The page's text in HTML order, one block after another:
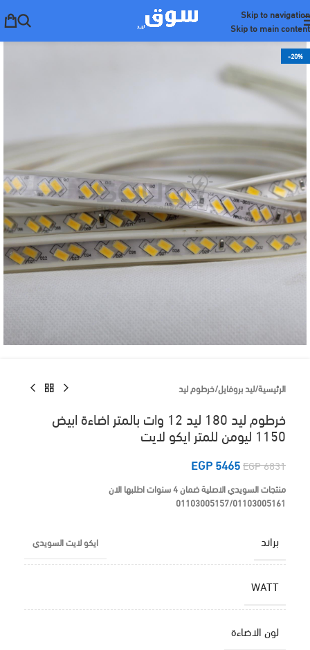
Skip to navigation
Skip to main content
-20%
الرئيسية/ليد بروفايل/خرطوم ليد
خرطوم ليد 180 ليد 12 وات بالمتر اضاءة ابيض
1150 ليومن للمتر ايكو لايت
EGP6831
EGP5465
منتجات السويدي الاصلية ضمان 4 سنوات اطلبها الان
01103005157/01103005161
براند ايكو لايت السويدي
WATT
لون الاضاءة